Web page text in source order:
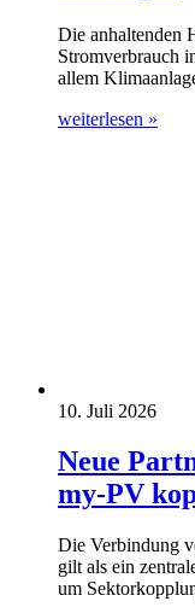
Die anhaltenden
Stromverbrauch
allem
weiterlesen »
10. Juli 2026
Neue
my-PV
Die Verbindung
gilt als ein
um